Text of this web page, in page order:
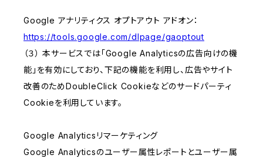
Google アナリティクス オプトアウト アドオン：
https://tools.google.com/dlpage/gaoptout
（３） 本サービスでは「Google Analyticsの広告向けの機
能」を有効にしており、下記の機能を利用し、広告やサイト
改善のためDoubleClick Cookieなどのサードパーティ
Cookieを利用しています。
Google Analyticsリマーケティング
Google Analyticsのユーザー属性レポートとユーザー属